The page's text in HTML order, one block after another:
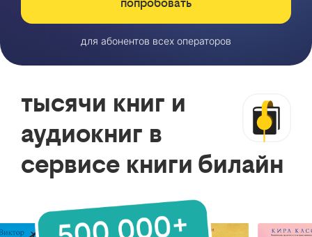
попробовать
для абонентов всех операторов
тысячи книг и
аудиокниг в
сервисе книги билайн